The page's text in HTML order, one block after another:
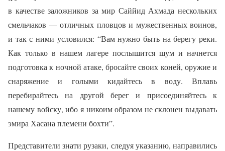
в качестве заложников за мир Саййид Ахмада нескольких
смельчаков — отличных пловцов и мужественных воинов,
и так с ними условился: “Вам нужно быть на берегу реки.
Как только в нашем лагере послышится шум и начнется
подготовка к ночной атаке, бросайте своих коней, оружие и
снаряжение и голыми кидайтесь в воду. Вплавь
перебирайтесь на другой берег и присоединяйтесь к
нашему войску, ибо я никоим образом не склонен выдавать
эмира Хасана племени бохти”.
Представители знати рузаки, следуя указанию, направились